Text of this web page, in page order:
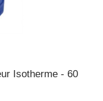
Isotherme - 60